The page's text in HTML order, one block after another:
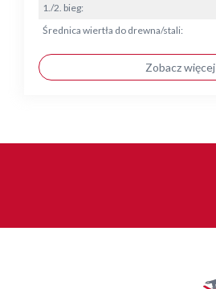
1./2. bieg:
Średnica wiertła do drewna/stali:
Zobacz więcej